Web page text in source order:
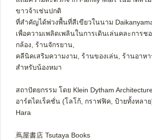
ขาวจ้าเช่นปกติ
ที่สำคัญได้พ่วงพื้นที่สีเขียวในนาม
เพื่อความเพลิดเพลินในการเดินเล่นคละการช
กล้อง, ร้านจักรยาน,
คลีนิคเสริมความงาม, ร้านของเล่น, ร้านอาห
สำหรับน้องหมา
สถาปัตยกรรม โดย Klein Dytham
อาร์ตไดเร็คชั่น (โลโก้, กราฟฟิค, ป้ายทั้งหลา
Hara
蔦屋書店 Tsutaya Books